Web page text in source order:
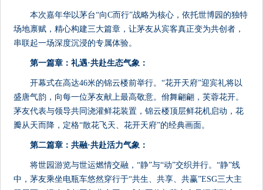
本次嘉年华以茅台“向C而行”战略为核心，依托世博园的独特
场地禀赋，精心构建三大篇章，让茅友从宾客真正变为共创者，
串联起一场深度沉浸的专属体验。
第一篇章 ：礼遇·共赴生态气象 ：
开幕式在高达46米的锦云楼前举行。“花开天府”迎宾礼将以
盛唐气韵，向每一位茅友献上最高敬意。佾舞翩翩，芙蓉花开。
茅友代表与领导共同浇灌鲜花装置，锦云楼顶层鲜花机启动，花
瓣从天而降，定格“散花飞天、花开天府”的经典画面。
第二篇章 ：共融·共赴活力气象 ：
将世园游览与世运燃情交融，“静”与“动”交织并行。“静”线
中，茅友乘坐电瓶车悠然穿行于“共生、共享、共赢”ESG三大主